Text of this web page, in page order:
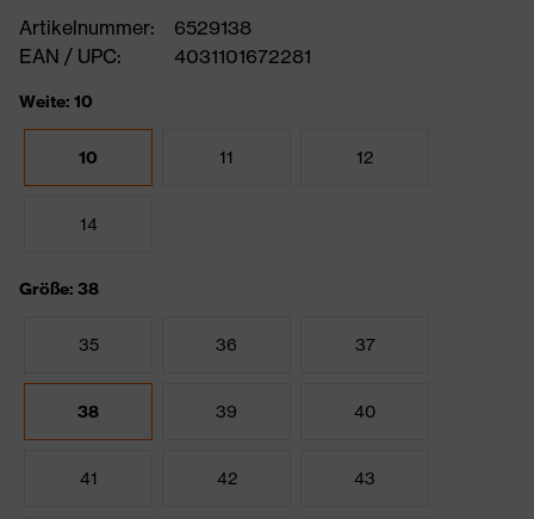
Artikelnummer:
6529138
EAN / UPC:
4031101672281
Weite: 10
10 11 12
14
Größe: 38
35 36 37
38 39 40
41 42 43